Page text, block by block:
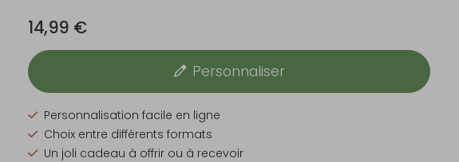
14,99 €
Personnaliser
Personnalisation facile en ligne
Choix entre différents formats
Un joli cadeau à offrir ou à recevoir